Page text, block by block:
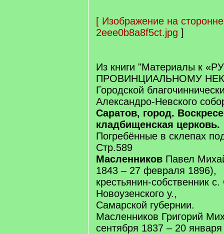
[ Изображение на
2eee0b8a8f5ct.jpg ]
Из книги "Материалы к
ПРОВИНЦИАЛЬНОМУ
Городской
Александро-Невского
Саратов, город.
кладбищенская церковь.
Погребённые в склепах
Стр.589
Масленников Павел
1843 – 27 февраля 1896),
крестьянин-собственник
Новоузенского у.,
Самарской губернии.
Масленников Григорий
сентября 1837 – 20